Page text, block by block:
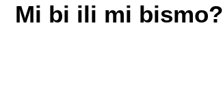
Mi bi ili mi bismo?